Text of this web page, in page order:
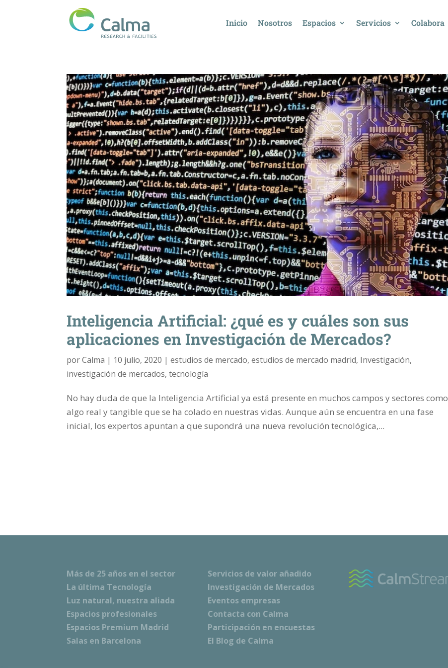
Inicio Nosotros Espacios Servicios Colabora
Inteligencia Artificial: ¿qué es y cuáles son sus
aplicaciones en Investigación de Mercados?
porCalma | 10 julio, 2020 |estudios de mercado,estudios de mercado madrid, Investigación,
investigación de mercados,tecnología
No hay duda de que la Inteligencia Artificial ya está presente en muchos campos y sectores como
algo real y tangible que se ha colado en nuestras vidas. Aunque aún se encuentra en una fase
inicial, los expertos apuntan a que supondrá una nueva revolución tecnológica,...
Más de 25 años en el sector
La última Tecnología
Luz natural, nuestra aliada
Espacios profesionales
Espacios Premium Madrid
Salas en Barcelona
Servicios de valor añadido
Investigación de Mercados
Eventos empresas
Contacta con Calma
Participación en encuestas
El Blog de Calma